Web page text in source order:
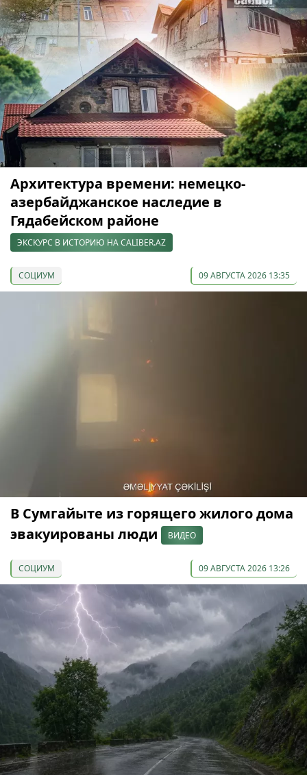
Архитектура времени: немецко-
азербайджанское наследие в
Гядабейском районе
ЭКСКУРС В ИСТОРИЮ НА CALIBER.AZ
СОЦИУМ 09 АВГУСТА 2026 13:35
В Сумгайыте из горящего жилого дома
эвакуированы люди
ВИДЕО
СОЦИУМ 09 АВГУСТА 2026 13:26